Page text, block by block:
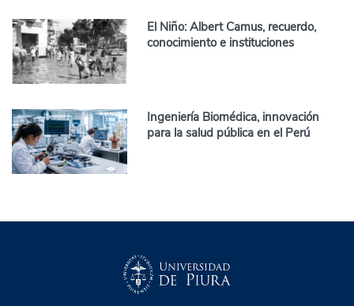
El Niño: Albert Camus, recuerdo,
conocimiento e instituciones
Ingeniería Biomédica, innovación
para la salud pública en el Perú